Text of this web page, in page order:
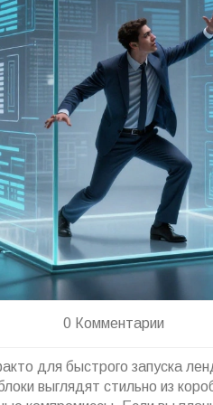
0 Комментарии
для быстрого запуска
выглядят стильно из